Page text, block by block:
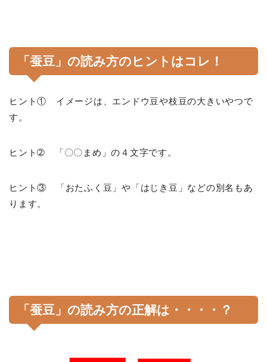
「蚕豆」の読み方のヒントはコレ！
ヒント① イメージは、エンドウ豆や枝豆の大きいやつで
す。
ヒント➁ 「〇〇まめ」の４文字です。
ヒント③ 「おたふく豆」や「はじき豆」などの別名もあ
ります。
「蚕豆」の読み方の正解は・・・・？